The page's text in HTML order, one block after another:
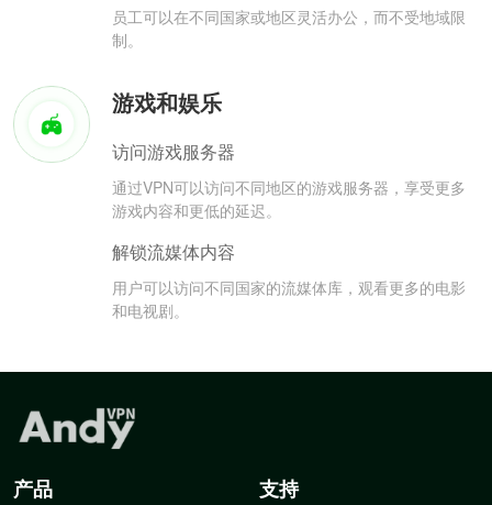
员工可以在不同国家或地区灵活办公，而不受地域限
制。
游戏和娱乐
访问游戏服务器
通过VPN可以访问不同地区的游戏服务器，享受更多
游戏内容和更低的延迟。
解锁流媒体内容
用户可以访问不同国家的流媒体库，观看更多的电影
和电视剧。
产品 支持